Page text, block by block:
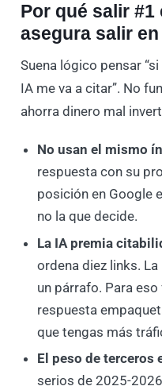
Por qué salir #1
asegura salir
Suena lógico pensar
IA me va a citar”. No
ahorra dinero mal
No usan el mismo
respuesta con su
posición en Google
no la que decide.
La IA premia
ordena diez links.
un párrafo. Para
respuesta
que tengas más
El peso de terceros
serios de 2025-